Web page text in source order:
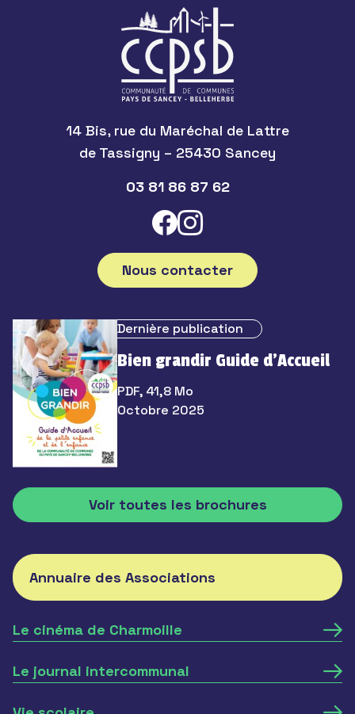
14 Bis, rue du Maréchal de Lattre
de Tassigny – 25430 Sancey
03 81 86 87 62
Nous contacter
Dernière publication
Bien grandir Guide d’Accueil
PDF, 41,8 Mo
Octobre 2025
Voir toutes les brochures
Annuaire des Associations
Le cinéma de Charmoille
Le journal intercommunal